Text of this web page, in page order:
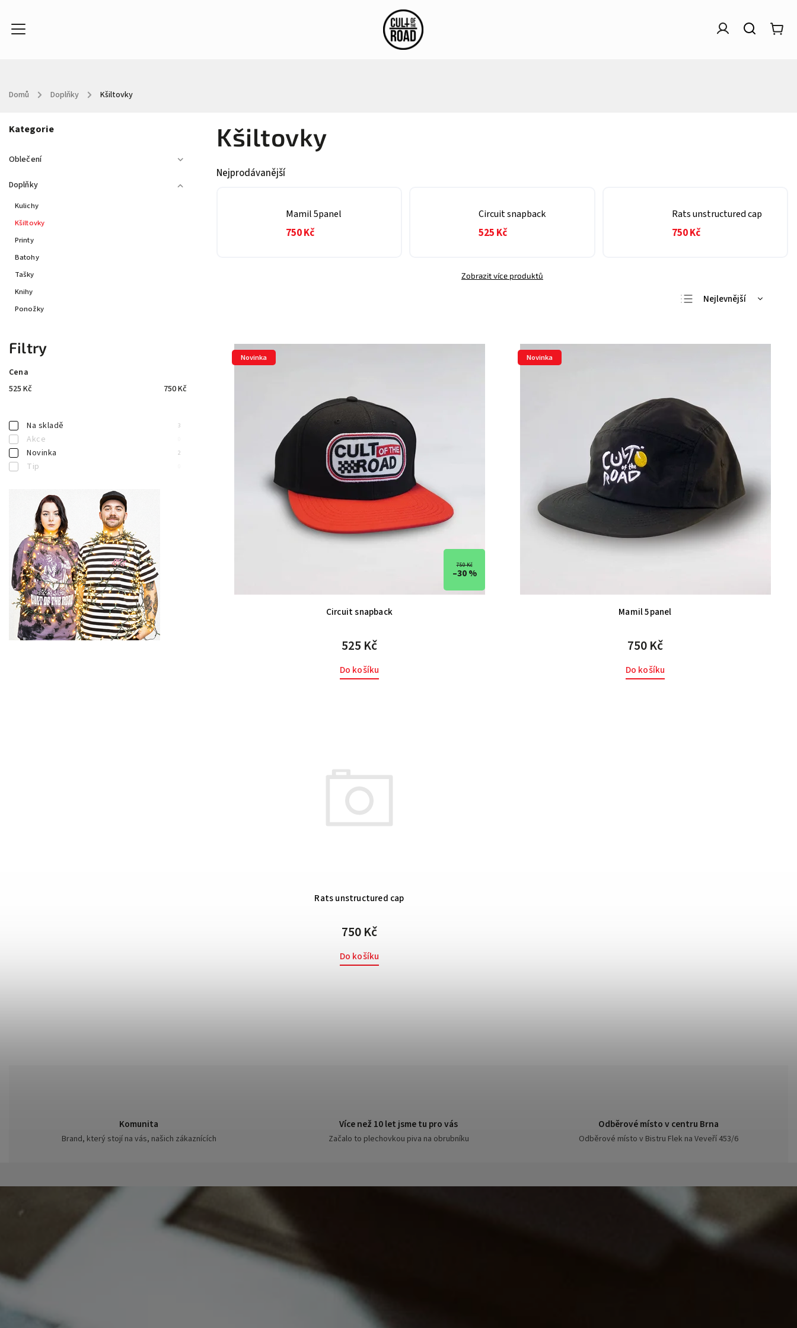
Domů / Doplňky / Kšiltovky
Kategorie
Oblečení
Doplňky
Kulichy
Kšiltovky
Printy
Batohy
Tašky
Knihy
Ponožky
Filtry
Cena
525 Kč 750Kč
Na skladě 3
Akce
Novinka 2
Tip
Kšiltovky
Nejprodávanější
Mamil 5panel
750 Kč
Circuit snapback
525 Kč
Rats unstructured cap
750 Kč
Zobrazit více produktů
Nejlevnější
Novinka
750 Kč
–30 %
Circuit snapback
525 Kč
Do košíku
Novinka
Mamil 5panel
750 Kč
Do košíku
Rats unstructured cap
750 Kč
Do košíku
Komunita
Brand, který stojí na vás, našich zákaznících
Více než 10 let jsme tu pro vás
Začalo to plechovkou piva na obrubníku
Odběrové místo v centru Brna
Odběrové místo v Bistru Flek na Veveří 453/6